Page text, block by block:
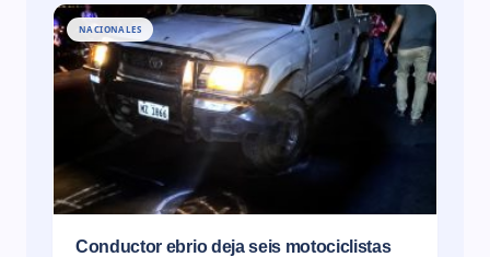
NACIONALES
Conductor ebrio deja seis motociclistas